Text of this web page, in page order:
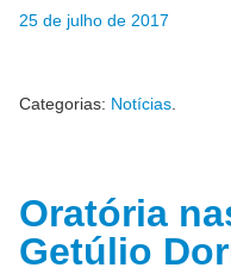
25 de julho de 2017
Categorias: Notícias
Oratória
Getúlio